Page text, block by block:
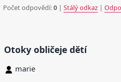
Počet odpovědí:0 |Stálý odkaz |
Otoky obličeje dětí
marie